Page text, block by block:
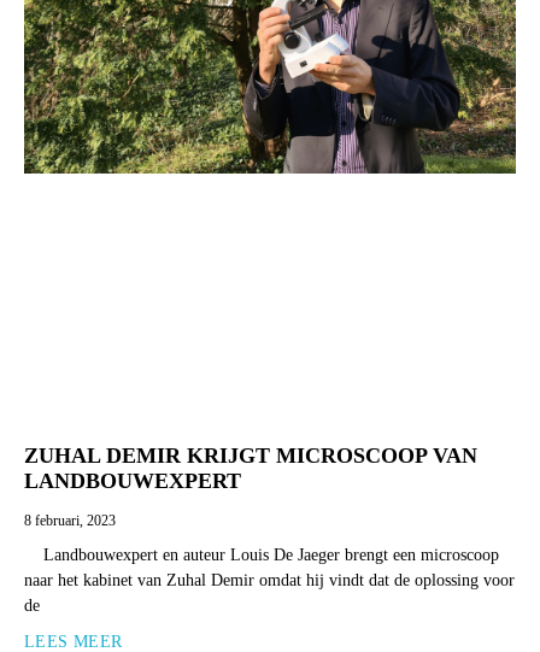
ZUHAL DEMIR KRIJGT MICROSCOOP VAN
LANDBOUWEXPERT
8 februari, 2023
Landbouwexpert en auteur Louis De Jaeger brengt een microscoop
naar het kabinet van Zuhal Demir omdat hij vindt dat de oplossing voor
de
LEES MEER